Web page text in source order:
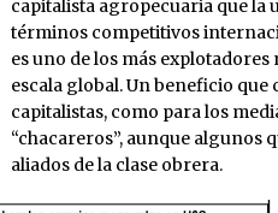
capitalista agropecuaria que la
términos competitivos
es uno de los más
escala global. Un beneficio
capitalistas, como para los
“chacareros”, aunque algunos
aliados de la clase obrera.